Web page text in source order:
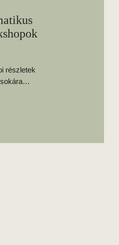
részletek